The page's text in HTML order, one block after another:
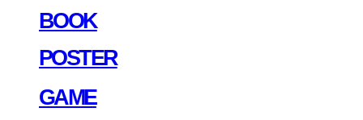
BOOK
POSTER
GAME